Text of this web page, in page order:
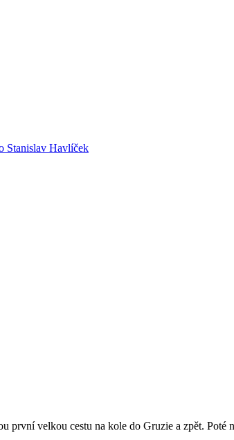
Stanislav Havlíček
první velkou cestu na kole do Gruzie a zpět.